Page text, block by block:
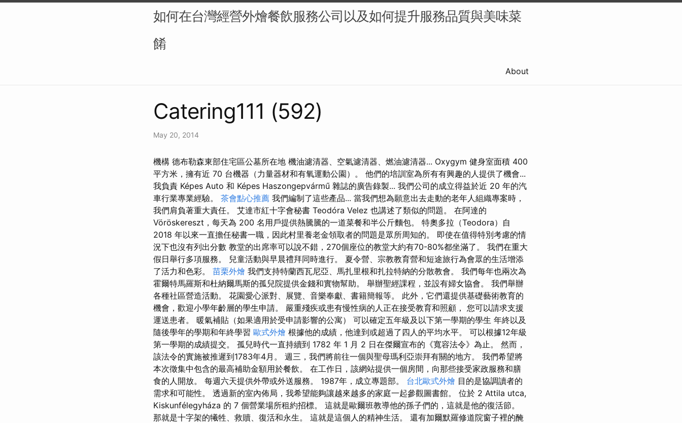
如何在台灣經營外燴餐飲服務公司以及如何提升服務品質與美味菜
餚
About
Catering111 (592)
May 20, 2014
機構 德布勒森東部住宅區公墓所在地 機油濾清器、空氣濾清器、燃油濾清器... Oxygym 健身室面積 400
平方米，擁有近 70 台機器（力量器材和有氧運動公園）。 他們的培訓室為所有有興趣的人提供了機會...
我負責 Képes Auto 和 Képes Haszongepvármű 雜誌的廣告錄製... 我們公司的成立得益於近 20 年的汽
車行業專業經驗。 茶會點心推薦 我們編制了這些產品... 當我們想為願意出去走動的老年人組織專案時，
我們肩負著重大責任。 艾達市紅十字會秘書 Teodóra Velez 也講述了類似的問題。 在阿達的
Vöröskereszt，每天為 200 名用戶提供熱騰騰的一道菜餐和半公斤麵包。 特奧多拉（Teodora）自
2018 年以來一直擔任秘書一職，因此村里養老金領取者的問題是眾所周知的。 即使在值得特別考慮的情
況下也沒有列出分數 教堂的出席率可以說不錯，270個座位的教堂大約有70-80%都坐滿了。 我們在重大
假日舉行多項服務。 兒童活動與早晨禮拜同時進行。 夏令營、宗教教育營和短途旅行為會眾的生活增添
了活力和色彩。 苗栗外燴 我們支持特蘭西瓦尼亞、馬扎里根和扎拉特納的分散教會。 我們每年也兩次為
霍爾特馬羅斯和杜納爾馬斯的孤兒院提供金錢和實物幫助。 舉辦聖經課程，並設有婦女協會。 我們舉辦
各種社區營造活動。 花園愛心派對、展覽、音樂奉獻、書籍簡報等。 此外，它們還提供基礎藝術教育的
機會，歡迎小學年齡層的學生申請。 嚴重殘疾或患有慢性病的人正在接受教育和照顧， 您可以請求支援
運送患者。 暖氣補貼（如果適用於受申請影響的公寓） 可以確定五年級及以下第一學期的學生 年終以及
隨後學年的學期和年終學習 歐式外燴 根據他的成績，他達到或超過了四人的平均水平。 可以根據12年級
第一學期的成績提交。 孤兒時代一直持續到 1782 年 1 月 2 日在傑爾宣布的《寬容法令》為止。 然而，
該法令的實施被推遲到1783年4月。 週三，我們將前往一個與聖母瑪利亞崇拜有關的地方。 我們希望將
本次徵集中包含的最高補助金額用於餐飲。 在工作日，該網站提供一個房間，向那些接受家政服務和膳
食的人開放。 每週六天提供外帶或外送服務。 1987年，成立專題部。 台北歐式外燴 目的是協調讀者的
需求和可能性。 透過新的室內佈局，我希望能夠讓越來越多的家庭一起參觀圖書館。 位於 2 Attila utca,
Kiskunfélegyháza 的 7 個營業場所租約招標。 這就是歐爾班教導他的孫子們的，這就是他的復活節。
那就是十字架的犧牲、救贖、復活和永生。 這就是這個人的精神生活。 還有加爾默羅修道院窗子裡的醃